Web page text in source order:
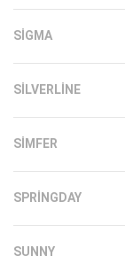
SIGMA
SILVERLINE
SIMFER
SPRINGDAY
SUNNY